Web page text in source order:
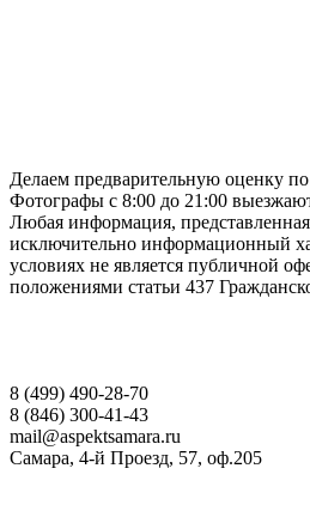
Делаем предварительную оценку
Фотографы с 8:00 до 21:00
Любая информация,
исключительно информационный
условиях не является публичной
положениями статьи 437
8 (499) 490-28-70
8 (846) 300-41-43
mail@aspektsamara.ru
Самара, 4-й Проезд, 57, оф.205